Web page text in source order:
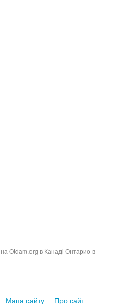
Otdam.org в Канаді Онтарио в
Мапа сайту Про сайт